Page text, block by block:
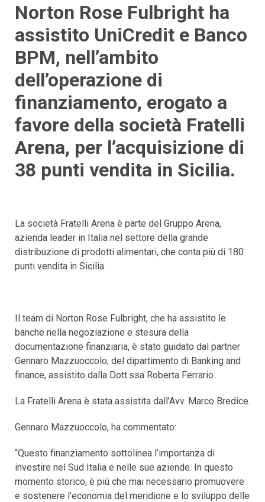
Norton Rose Fulbright ha
assistito UniCredit e Banco
BPM, nell’ambito
dell’operazione di
finanziamento, erogato a
favore della società Fratelli
Arena, per l’acquisizione di
38 punti vendita in Sicilia.
La società Fratelli Arena è parte del Gruppo Arena,
azienda leader in Italia nel settore della grande
distribuzione di prodotti alimentari, che conta più di 180
punti vendita in Sicilia.
Il team di Norton Rose Fulbright, che ha assistito le
banche nella negoziazione e stesura della
documentazione finanziaria, è stato guidato dal partner
Gennaro Mazzuoccolo, del dipartimento di Banking and
finance, assistito dalla Dott.ssa Roberta Ferrario.
La Fratelli Arena è stata assistita dall’Avv. Marco Bredice.
Gennaro Mazzuoccolo, ha commentato:
“Questo finanziamento sottolinea l’importanza di
investire nel Sud Italia e nelle sue aziende. In questo
momento storico, è più che mai necessario promuovere
e sostenere l’economia del meridione e lo sviluppo delle